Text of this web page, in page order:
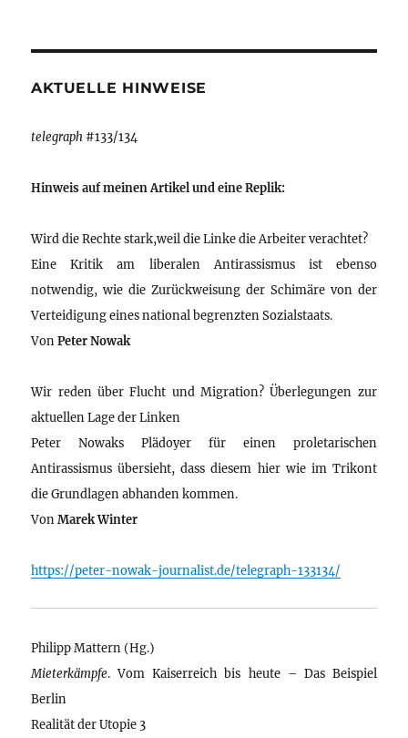
AKTUELLE HINWEISE
telegraph #133/134
Hinweis auf meinen Artikel und eine Replik:
Wird die Rechte stark,weil die Linke die Arbeiter verachtet?
Eine Kritik am liberalen Antirassismus ist ebenso
notwendig, wie die Zurückweisung der Schimäre von der
Verteidigung eines national begrenzten Sozialstaats.
VonPeter Nowak
Wir reden über Flucht und Migration? Überlegungen zur
aktuellen Lage der Linken
Peter Nowaks Plädoyer für einen proletarischen
Antirassismus übersieht, dass diesem hier wie im Trikont
die Grundlagen abhanden kommen.
VonMarek Winter
https://peter-nowak-journalist.de/telegraph-133134/
Philipp Mattern (Hg.)
Mieterkämpfe. Vom Kaiserreich bis heute – Das Beispiel
Berlin
Realität der Utopie 3